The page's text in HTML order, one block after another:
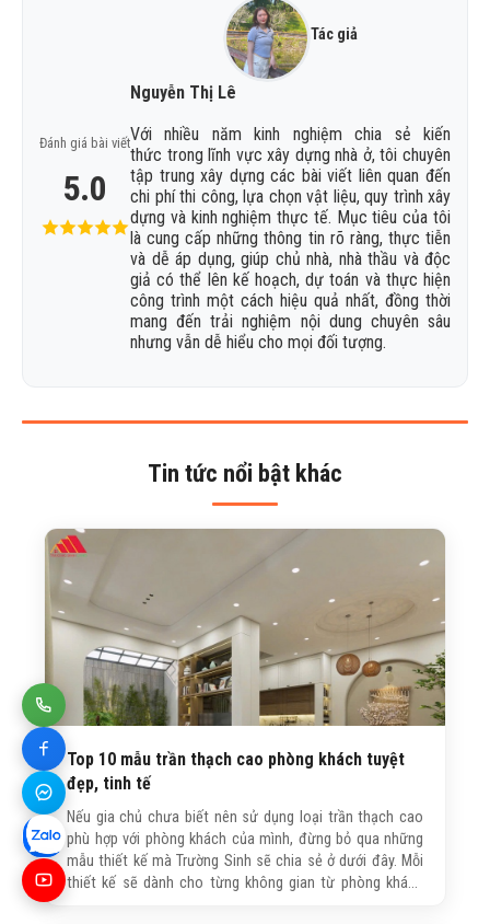
Đánh giá bài viết
5.0
Tác giả
Nguyễn Thị Lê
Với nhiều năm kinh nghiệm chia sẻ kiến
thức trong lĩnh vực xây dựng nhà ở, tôi chuyên
tập trung xây dựng các bài viết liên quan đến
chi phí thi công, lựa chọn vật liệu, quy trình xây
dựng và kinh nghiệm thực tế. Mục tiêu của tôi
là cung cấp những thông tin rõ ràng, thực tiễn
và dễ áp dụng, giúp chủ nhà, nhà thầu và độc
giả có thể lên kế hoạch, dự toán và thực hiện
công trình một cách hiệu quả nhất, đồng thời
mang đến trải nghiệm nội dung chuyên sâu
nhưng vẫn dễ hiểu cho mọi đối tượng.
Tin tức nổi bật khác
Top 10 mẫu trần thạch cao phòng khách tuyệt
đẹp, tinh tế
Nếu gia chủ chưa biết nên sử dụng loại trần thạch cao
phù hợp với phòng khách của mình, đừng bỏ qua những
mẫu thiết kế mà Trường Sinh sẽ chia sẻ ở dưới đây. Mỗi
thiết kế sẽ dành cho từng không gian từ phòng khách